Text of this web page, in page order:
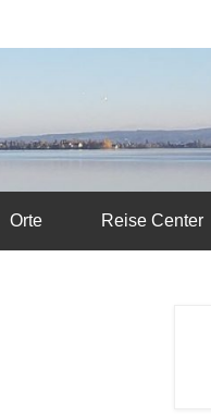
Orte Reise Center